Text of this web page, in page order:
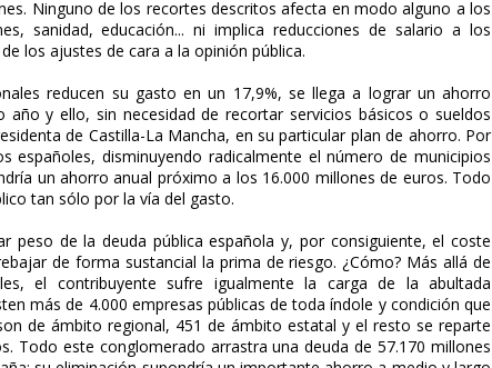
Ninguno de los recortes descritos afecta en modo alguno a los
sanidad, educación... ni implica reducciones de salario a los
los ajustes de cara a la opinión pública.
reducen su gasto en un 17,9%, se llega a lograr un ahorro
y ello, sin necesidad de recortar servicios básicos o sueldos
de Castilla-La Mancha, en su particular plan de ahorro. Por
disminuyendo radicalmente el número de municipios
un ahorro anual próximo a los 16.000 millones de euros. Todo
tan sólo por la vía del gasto.
peso de la deuda pública española y, por consiguiente, el coste
de forma sustancial la prima de riesgo. ¿Cómo? Más allá de
el contribuyente sufre igualmente la carga de la abultada
más de 4.000 empresas públicas de toda índole y condición que
de ámbito regional, 451 de ámbito estatal y el resto se reparte
Todo este conglomerado arrastra una deuda de 57.170 millones